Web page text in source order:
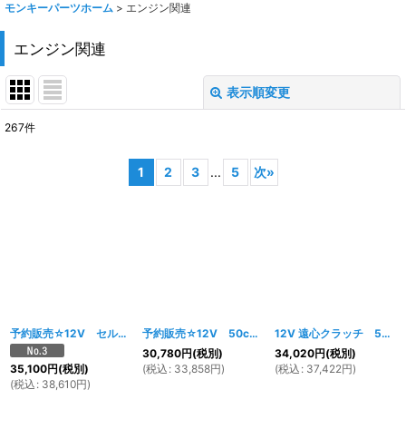
モンキーパーツホーム > エンジン関連
エンジン関連
表示順変更
絞り込む
267件
1 2 3 ... 5 次»
予約販売☆12V セル付遠心クラッチ 50CCエンジン [191w]
35,100円(税別)
(税込 : 38,610円)
予約販売☆12V 50ccエンジン マニュアルクラッチ
30,780円(税別)
(税込 : 33,858円)
12V 遠心クラッチ 50ccエンジン
34,020円(税別)
(税込 : 37,422円)